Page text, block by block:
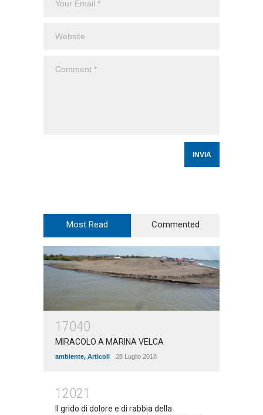
Most Read Commented
17040
MIRACOLO A MARINA VELCA
ambiente, Articoli 28 Luglio 2018
12021
Il grido di dolore e di rabbia della